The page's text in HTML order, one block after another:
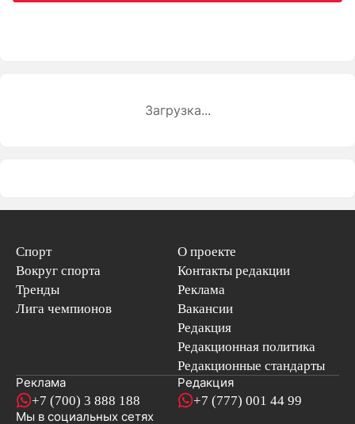
Загрузка...
Спорт
Вокруг спорта
Тренды
Лига чемпионов
О проекте
Контакты редакции
Реклама
Вакансии
Редакция
Редакционная политика
Редакционные стандарты
Реклама
+7 (700) 3 888 188
Редакция
+7 (777) 001 44 99
Мы в социальных сетях